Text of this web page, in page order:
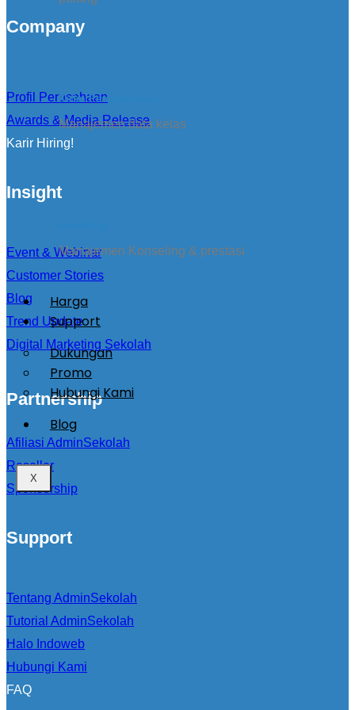
Kirim Pengumuman
Manajemen data kelas
Manajemen Konseling & prestasi
Harga
Support
Dukungan
Promo
Hubungi Kami
Blog
X
Company
Profil Perusahaan
Awards & Media Release
Karir Hiring!
Insight
Event & Webinar
Customer Stories
Blog
Trend Update
Digital Marketing Sekolah
Partnership
Afiliasi AdminSekolah
Reseller
Sponsorship
Support
Tentang AdminSekolah
Tutorial AdminSekolah
Halo Indoweb
Hubungi Kami
FAQ